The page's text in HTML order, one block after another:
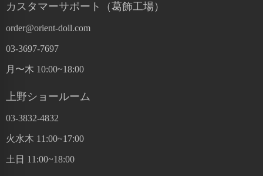
カスタマーサポート（葛飾工場）
order@orient-doll.com
03-3697-7697
月〜木 10:00~18:00
上野ショールーム
03-3832-4832
火水木 11:00~17:00
土日 11:00~18:00